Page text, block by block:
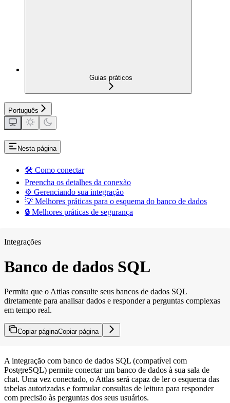
Guias práticos
Português
Nesta página
🛠️ Como conectar
Preencha os detalhes da conexão
⚙️ Gerenciando sua integração
💡 Melhores práticas para o esquema do banco de dados
🔒 Melhores práticas de segurança
Integrações
Banco de dados SQL
Permita que o Attlas consulte seus bancos de dados SQL
diretamente para analisar dados e responder a perguntas complexas
em tempo real.
Copiar páginaCopiar página
A integração com banco de dados SQL (compatível com
PostgreSQL) permite conectar um banco de dados à sua sala de
chat. Uma vez conectado, o Attlas será capaz de ler o esquema das
tabelas autorizadas e formular consultas de leitura para responder
com precisão às perguntas dos seus usuários.